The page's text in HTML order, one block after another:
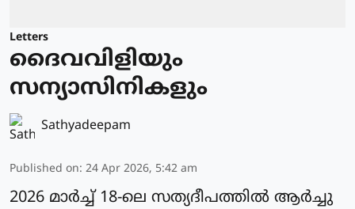
Letters
ദൈവവിളിയും
സന്യാസിനികളും
Sathyadeepam
Published on: 24 Apr 2026, 5:42 am
2026 മാർച്ച് 18-ലെ സത്യദീപത്തിൽ ആർച്ചു